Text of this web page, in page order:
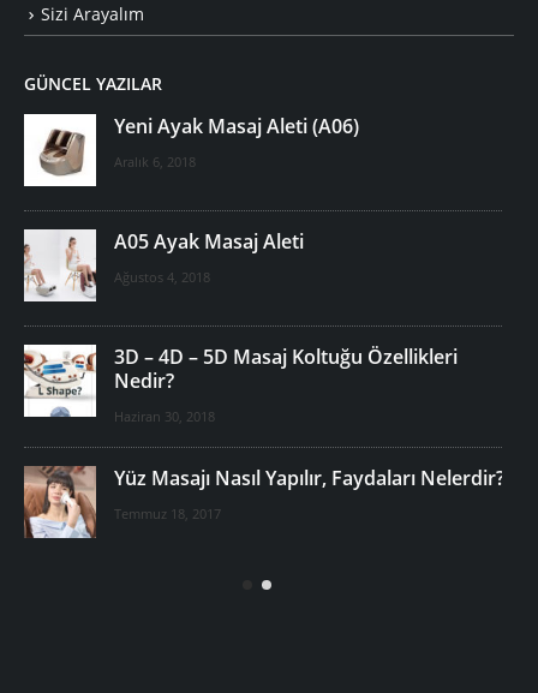
Sizi Arayalım
GÜNCEL YAZILAR
Yeni Ayak Masaj Aleti (A06)
Aralık 6, 2018
A05 Ayak Masaj Aleti
Ağustos 4, 2018
3D – 4D – 5D Masaj Koltuğu Özellikleri
Nedir?
Haziran 30, 2018
Yüz Masajı Nasıl Yapılır, Faydaları Nelerdir?
Temmuz 18, 2017